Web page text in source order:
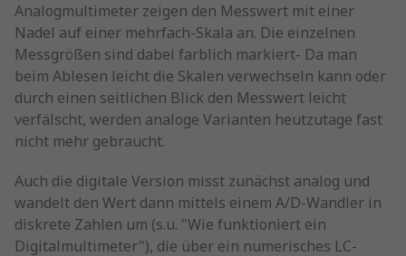
Analogmultimeter zeigen den Messwert mit einer
Nadel auf einer mehrfach-Skala an. Die einzelnen
Messgrößen sind dabei farblich markiert- Da man
beim Ablesen leicht die Skalen verwechseln kann oder
durch einen seitlichen Blick den Messwert leicht
verfälscht, werden analoge Varianten heutzutage fast
nicht mehr gebraucht.
Auch die digitale Version misst zunächst analog und
wandelt den Wert dann mittels einem A/D-Wandler in
diskrete Zahlen um (s.u. "Wie funktioniert ein
Digitalmultimeter"), die über ein numerisches LC-